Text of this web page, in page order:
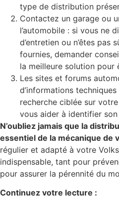
type de distribution
Contactez un garage ou
l’automobile : si vous ne
d’entretien ou n’êtes pas
fournies, demander
la meilleure solution pour
Les sites et forums
d’informations
recherche ciblée sur
vous aider à identifier
N’oubliez jamais que la
essentiel de la mécanique de
régulier et adapté à votre
indispensable, tant pour
pour assurer la pérennité du
Continuez votre lecture :